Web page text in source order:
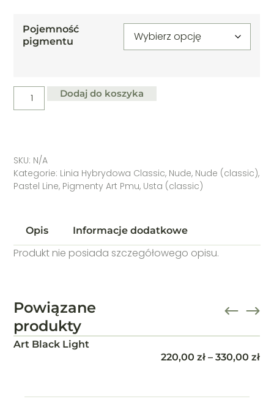
Pojemność
pigmentu
Dodaj do koszyka
SKU: N/A
Kategorie: Linia Hybrydowa Classic, Nude, Nude (classic),
Pastel Line, Pigmenty Art Pmu, Usta (classic)
Opis Informacje dodatkowe
Produkt nie posiada szczegółowego opisu.
Powiązane
produkty
BROWN.4
220,00zł – 330,00zł